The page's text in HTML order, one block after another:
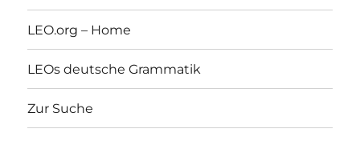
LEO.org – Home
LEOs deutsche Grammatik
Zur Suche